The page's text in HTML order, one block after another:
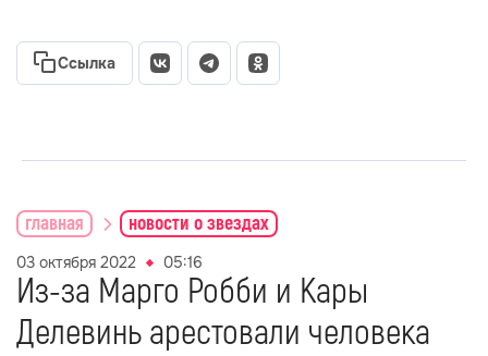
Ссылка
главная новости о звездах
03 октября 2022 05:16
Из-за Марго Робби и Кары
Делевинь арестовали человека